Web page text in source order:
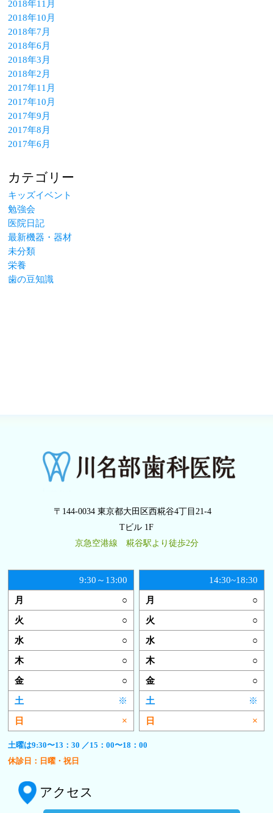
2018年11月
2018年10月
2018年7月
2018年6月
2018年3月
2018年2月
2017年11月
2017年10月
2017年9月
2017年8月
2017年6月
カテゴリー
キッズイベント
勉強会
医院日記
最新機器・器材
未分類
栄養
歯の豆知識
〒144-0034 東京都大田区西糀谷4丁目21-4
Tビル 1F
京急空港線 糀谷駅より徒歩2分
9:30～13:00
○
○
○
○
○
※
×
14:30~18:30
○
○
○
○
○
※
×
土曜は9:30〜13：30 ／15：00〜18：00
休診日：日曜・祝日
アクセス